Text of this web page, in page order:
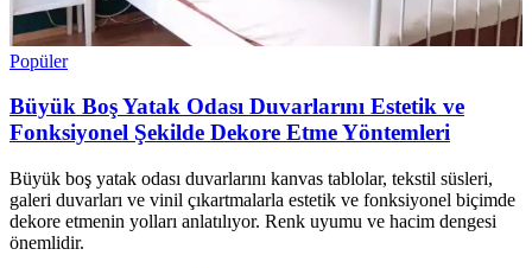
Popüler
Büyük Boş Yatak Odası Duvarlarını Estetik ve
Fonksiyonel Şekilde Dekore Etme Yöntemleri
Büyük boş yatak odası duvarlarını kanvas tablolar, tekstil süsleri,
galeri duvarları ve vinil çıkartmalarla estetik ve fonksiyonel biçimde
dekore etmenin yolları anlatılıyor. Renk uyumu ve hacim dengesi
önemlidir.